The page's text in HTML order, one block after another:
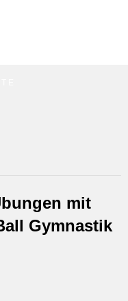
mit
Gymnastik